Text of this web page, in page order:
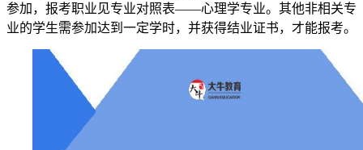
参加，报考职业见专业对照表——心理学专业。其他非相关专
业的学生需参加达到一定学时，并获得结业证书，才能报考。